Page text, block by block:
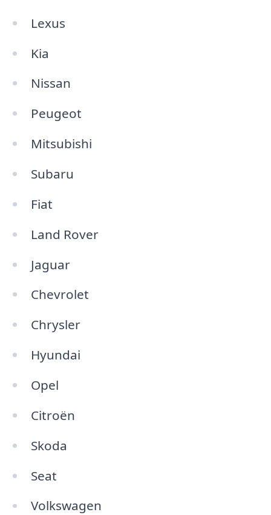
Lexus
Kia
Nissan
Peugeot
Mitsubishi
Subaru
Fiat
Land Rover
Jaguar
Chevrolet
Chrysler
Hyundai
Opel
Citroën
Skoda
Seat
Volkswagen